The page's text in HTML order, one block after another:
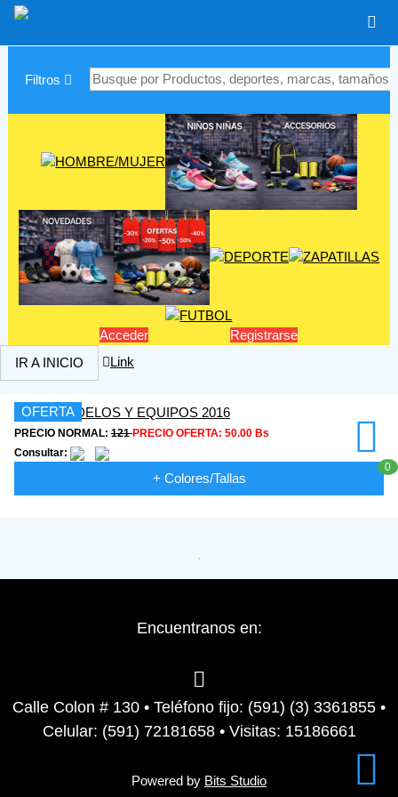
Filtros
Acceder
Registrarse
IR A INICIO
Link
OFERTA
PRECIO NORMAL: 121PRECIO OFERTA: 50.00 Bs
Consultar:
+ Colores/Tallas
0
Encuentranos en:
Calle Colon # 130 • Teléfono fijo: (591) (3) 3361855 •
Celular: (591) 72181658 • Visitas: 15186661
Powered by Bits Studio